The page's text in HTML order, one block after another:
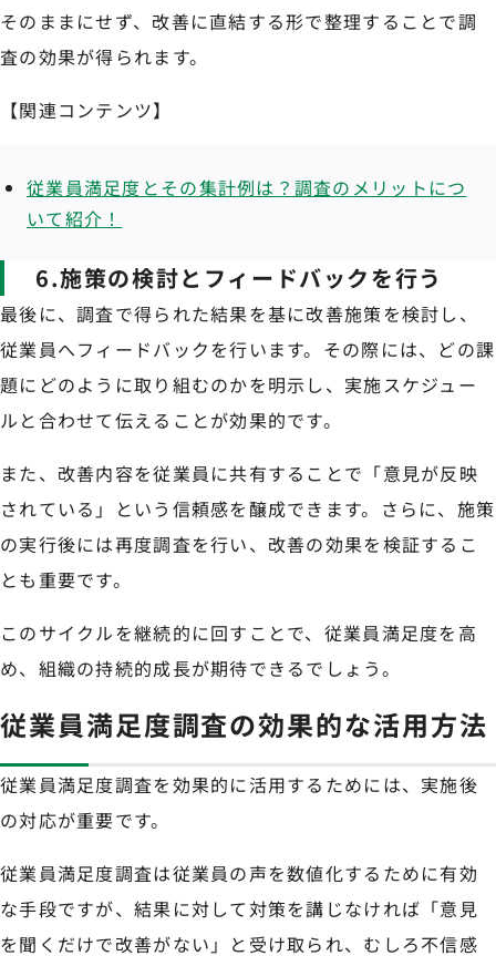
そのままにせず、改善に直結する形で整理することで調
査の効果が得られます。
【関連コンテンツ】
従業員満足度とその集計例は？調査のメリットにつ
いて紹介！
6.施策の検討とフィードバックを行う
最後に、調査で得られた結果を基に改善施策を検討し、
従業員へフィードバックを行います。その際には、どの課
題にどのように取り組むのかを明示し、実施スケジュー
ルと合わせて伝えることが効果的です。
また、改善内容を従業員に共有することで「意見が反映
されている」という信頼感を醸成できます。さらに、施策
の実行後には再度調査を行い、改善の効果を検証するこ
とも重要です。
このサイクルを継続的に回すことで、従業員満足度を高
め、組織の持続的成長が期待できるでしょう。
従業員満足度調査の効果的な活用方法
従業員満足度調査を効果的に活用するためには、実施後
の対応が重要です。
従業員満足度調査は従業員の声を数値化するために有効
な手段ですが、結果に対して対策を講じなければ「意見
を聞くだけで改善がない」と受け取られ、むしろ不信感